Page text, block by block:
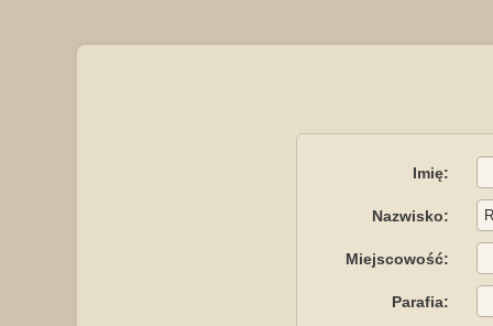
Imię:
Nazwisko:
Miejscowość:
Parafia: